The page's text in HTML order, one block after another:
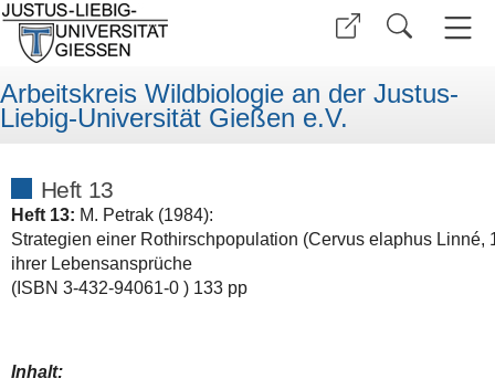
Arbeitskreis Wildbiologie an der Justus-
Liebig-Universität Gießen e.V.
Heft 13
Heft 13: M. Petrak (1984):
Strategien einer Rothirschpopulation (Cervus elaphus Linné,
ihrer Lebensansprüche
(ISBN 3-432-94061-0 ) 133 pp
Inhalt: